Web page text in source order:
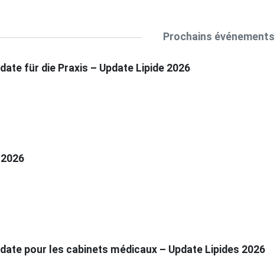
Prochains événements
für die Praxis – Update Lipide 2026
pour les cabinets médicaux – Update Lipides 2026